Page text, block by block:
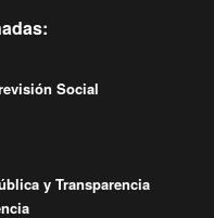
Social
y Transparencia